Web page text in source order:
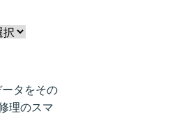
タをその
理のスマ